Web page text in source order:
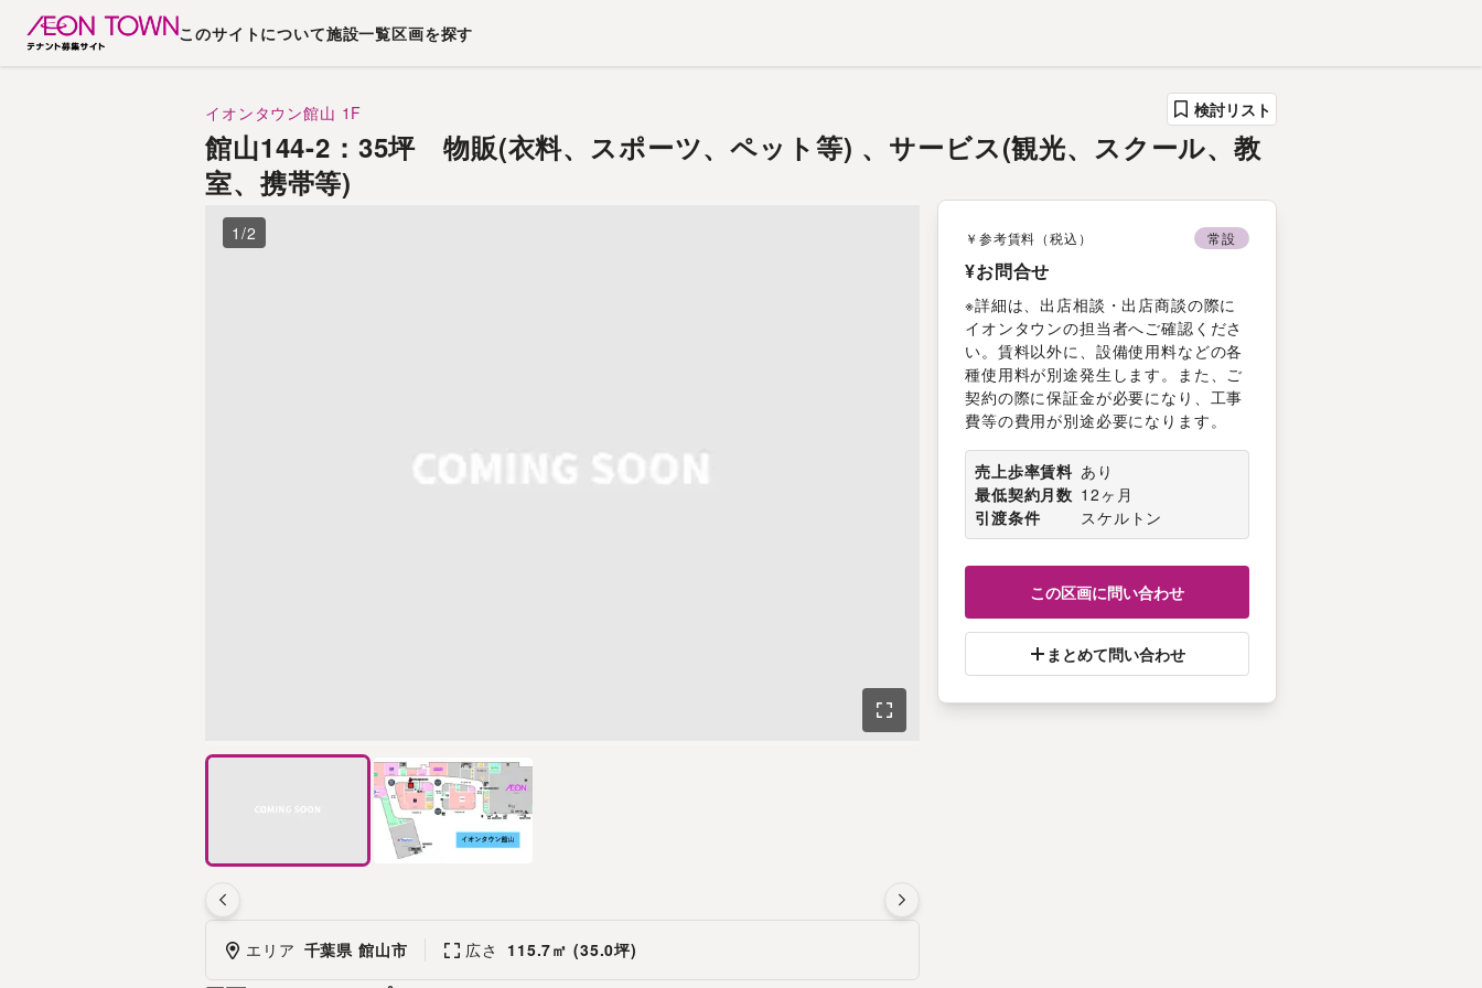
このサイトについて施設一覧区画を探す
イオンタウン館山 1F
館山144-2：35坪 物販(衣料、スポーツ、ペット等) 、サービス(観光、スクール、教
室、携帯等)
検討リスト
1 /2
エリア 千葉県 館山市 広さ 115.7㎡ (35.0坪)
￥参考賃料（税込） 常設
¥お問合せ
※詳細は、出店相談・出店商談の際に
イオンタウンの担当者へご確認くださ
い。賃料以外に、設備使用料などの各
種使用料が別途発生します。また、ご
契約の際に保証金が必要になり、工事
費等の費用が別途必要になります。
売上歩率賃料 あり
最低契約月数 12ヶ月
引渡条件
スケルトン
この区画に問い合わせ
まとめて問い合わせ